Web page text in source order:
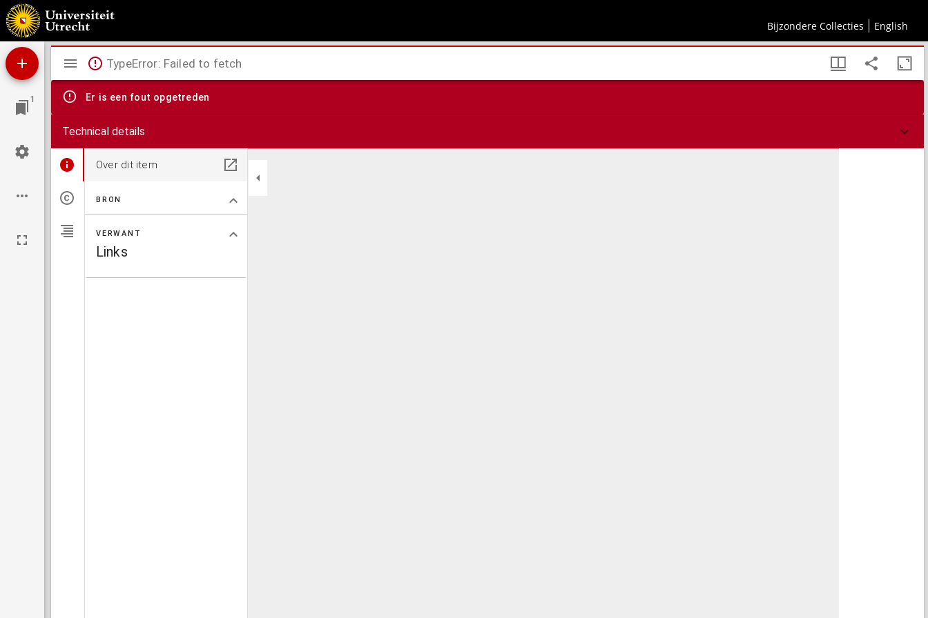
Bijzondere Collecties English
Teekening eener rivier-stoomboot.
1
Mirador
viewer
TypeError: Failed to fetch
Er is een fout opgetreden
Technical details
Over dit item
BRON
VERWANT
Links